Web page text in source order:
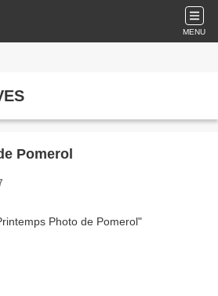
MENU
Pomerol